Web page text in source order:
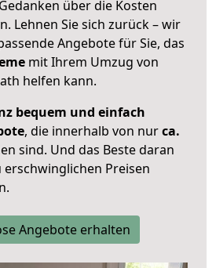
über die Kosten
Lehnen Sie sich zurück – wir
Angebote für Sie, das
mit Ihrem Umzug von
helfen kann.
bequem und einfach
, die innerhalb von nurca.
sind. Und das Beste daran
erschwinglichen Preisen
Angebote erhalten